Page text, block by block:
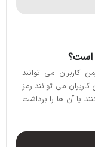
است؟
کاربران می توانند
می توانند رمز
یا آن ها را برداشت